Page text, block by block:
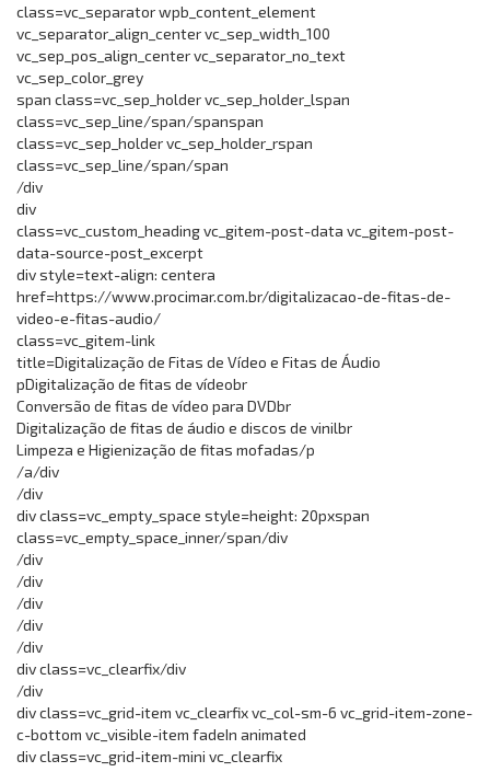
class=vc_separator wpb_content_element
vc_separator_align_center vc_sep_width_100
vc_sep_pos_align_center vc_separator_no_text
vc_sep_color_grey
span class=vc_sep_holder vc_sep_holder_lspan
class=vc_sep_line/span/spanspan
class=vc_sep_holder vc_sep_holder_rspan
class=vc_sep_line/span/span
/div
div
class=vc_custom_heading vc_gitem-post-data vc_gitem-post-
data-source-post_excerpt
div style=text-align: centera
href=https://www.procimar.com.br/digitalizacao-de-fitas-de-
video-e-fitas-audio/
class=vc_gitem-link
title=Digitalização de Fitas de Vídeo e Fitas de Áudio
pDigitalização de fitas de vídeobr
Conversão de fitas de vídeo para DVDbr
Digitalização de fitas de áudio e discos de vinilbr
Limpeza e Higienização de fitas mofadas/p
/a/div
/div
div class=vc_empty_space style=height: 20pxspan
class=vc_empty_space_inner/span/div
/div
/div
/div
/div
/div
div class=vc_clearfix/div
/div
div class=vc_grid-item vc_clearfix vc_col-sm-6 vc_grid-item-zone-
c-bottom vc_visible-item fadeIn animated
div class=vc_grid-item-mini vc_clearfix